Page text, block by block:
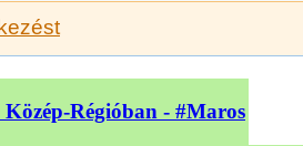
Régióban - #Maros